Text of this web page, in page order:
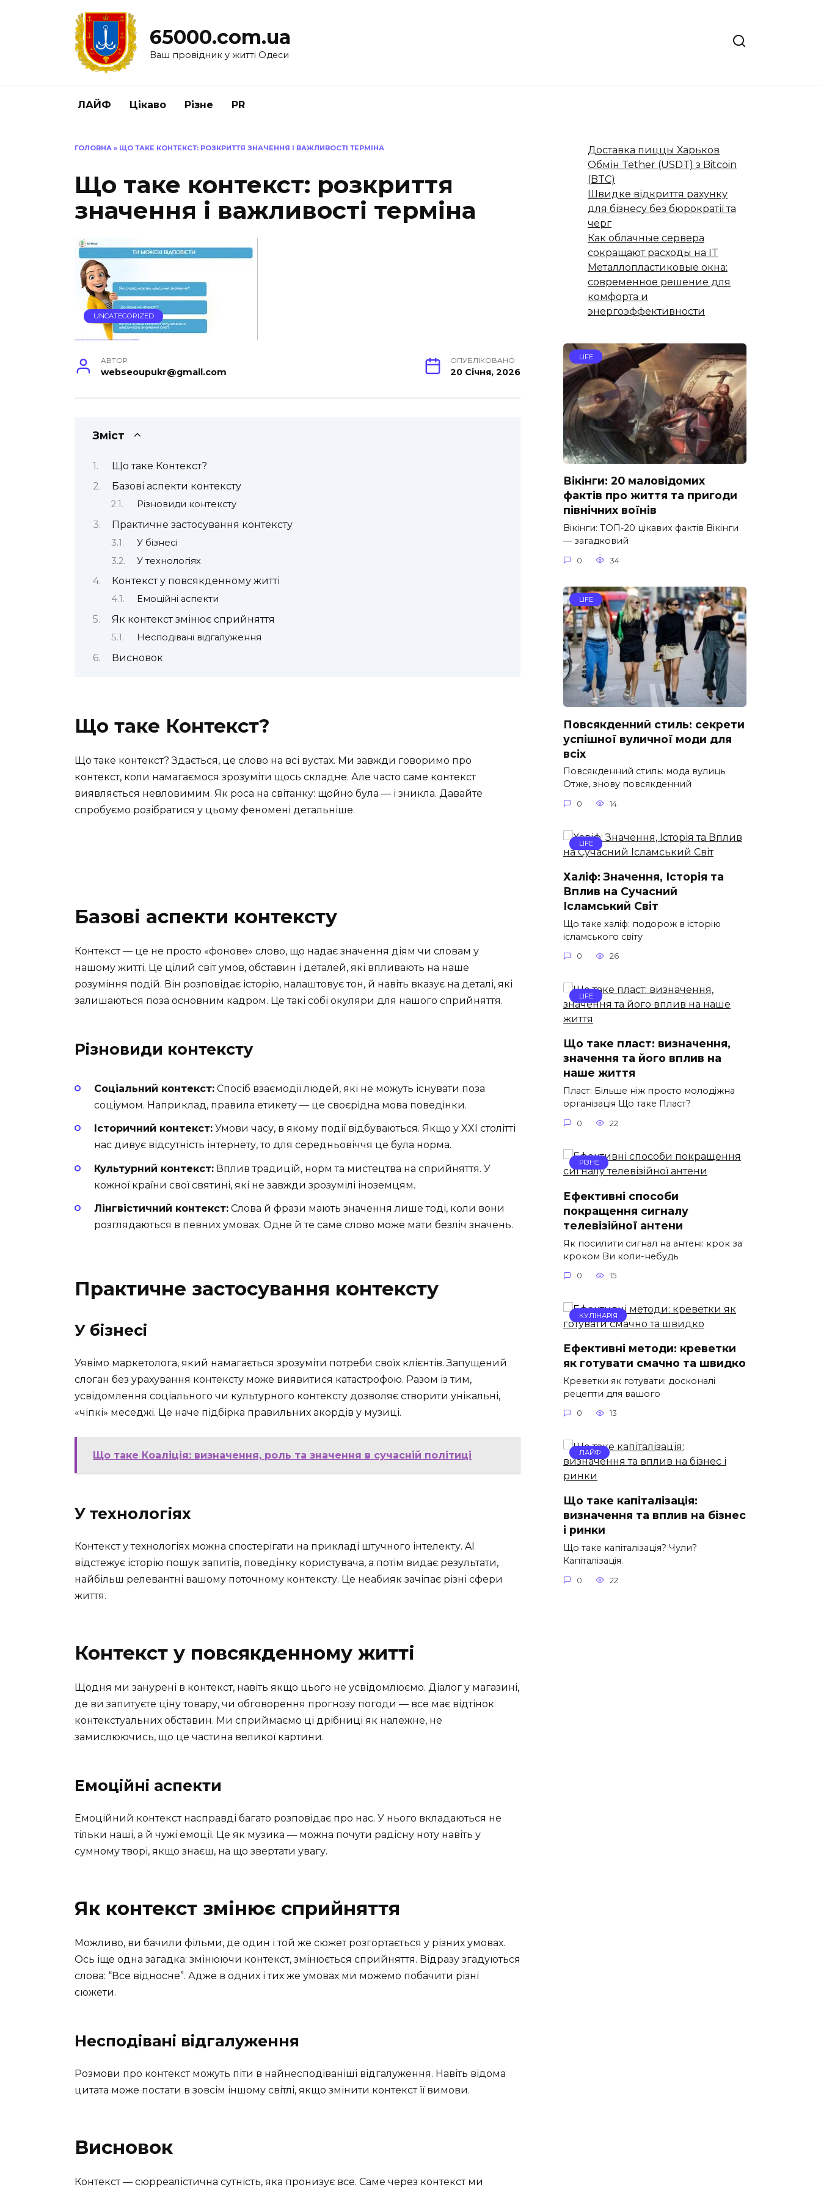
65000.com.ua
Ваш провідник у житті Одеси
ЛАЙФ Цікаво Різне PR
ГОЛОВНА » ЩО ТАКЕ КОНТЕКСТ: РОЗКРИТТЯ ЗНАЧЕННЯ І ВАЖЛИВОСТІ ТЕРМІНА
Що таке контекст: розкриття
значення і важливості терміна
UNCATEGORIZED
АВТОР
webseoupukr@gmail.com
ОПУБЛІКОВАНО
20 Січня, 2026
Зміст
Що таке Контекст?
Базові аспекти контексту
Різновиди контексту
Практичне застосування контексту
У бізнесі
У технологіях
Контекст у повсякденному житті
Емоційні аспекти
Як контекст змінює сприйняття
Несподівані відгалуження
Висновок
Що таке Контекст?
Що таке контекст? Здається, це слово на всі вустах. Ми завжди говоримо про
контекст, коли намагаємося зрозуміти щось складне. Але часто саме контекст
виявляється невловимим. Як роса на світанку: щойно була — і зникла. Давайте
спробуємо розібратися у цьому феномені детальніше.
Базові аспекти контексту
Контекст — це не просто «фонове» слово, що надає значення діям чи словам у
нашому житті. Це цілий світ умов, обставин і деталей, які впливають на наше
розуміння подій. Він розповідає історію, налаштовує тон, й навіть вказує на деталі, які
залишаються поза основним кадром. Це такі собі окуляри для нашого сприйняття.
Різновиди контексту
Соціальний контекст: Спосіб взаємодії людей, які не можуть існувати поза
соціумом. Наприклад, правила етикету — це своєрідна мова поведінки.
Історичний контекст: Умови часу, в якому події відбуваються. Якщо у XXI столітті
нас дивує відсутність інтернету, то для середньовіччя це була норма.
Культурний контекст: Вплив традицій, норм та мистецтва на сприйняття. У
кожної країни свої святині, які не завжди зрозумілі іноземцям.
Лінгвістичний контекст: Слова й фрази мають значення лише тоді, коли вони
розглядаються в певних умовах. Одне й те саме слово може мати безліч значень.
Практичне застосування контексту
У бізнесі
Уявімо маркетолога, який намагається зрозуміти потреби своїх клієнтів. Запущений
слоган без урахування контексту може виявитися катастрофою. Разом із тим,
усвідомлення соціального чи культурного контексту дозволяє створити унікальні,
«чіпкі» меседжі. Це наче підбірка правильних акордів у музиці.
Що таке Коаліція: визначення, роль та значення в сучасній політиці
У технологіях
Контекст у технологіях можна спостерігати на прикладі штучного інтелекту. AI
відстежує історію пошук запитів, поведінку користувача, а потім видає результати,
найбільш релевантні вашому поточному контексту. Це неабияк зачіпає різні сфери
життя.
Контекст у повсякденному житті
Щодня ми занурені в контекст, навіть якщо цього не усвідомлюємо. Діалог у магазині,
де ви запитуєте ціну товару, чи обговорення прогнозу погоди — все має відтінок
контекстуальних обставин. Ми сприймаємо ці дрібниці як належне, не
замислюючись, що це частина великої картини.
Емоційні аспекти
Емоційний контекст насправді багато розповідає про нас. У нього вкладаються не
тільки наші, а й чужі емоції. Це як музика — можна почути радісну ноту навіть у
сумному творі, якщо знаєш, на що звертати увагу.
Як контекст змінює сприйняття
Можливо, ви бачили фільми, де один і той же сюжет розгортається у різних умовах.
Ось іще одна загадка: змінюючи контекст, змінюється сприйняття. Відразу згадуються
слова: “Все відносне”. Адже в одних і тих же умовах ми можемо побачити різні
сюжети.
Несподівані відгалуження
Розмови про контекст можуть піти в найнесподіваніші відгалуження. Навіть відома
цитата може постати в зовсім іншому світлі, якщо змінити контекст її вимови.
Висновок
Контекст — сюрреалістична сутність, яка пронизує все. Саме через контекст ми
Доставка пиццы Харьков
Обмін Tether (USDT) з Bitcoin
(BTC)
Швидке відкриття рахунку
для бізнесу без бюрократії та
черг
Как облачные сервера
сокращают расходы на IT
Металлопластиковые окна:
современное решение для
комфорта и
энергоэффективности
LIFE
Вікінги: 20 маловідомих
фактів про життя та пригоди
північних воїнів
Вікінги: ТОП-20 цікавих фактів Вікінги
— загадковий
0 34
LIFE
Повсякденний стиль: секрети
успішної вуличної моди для
всіх
Повсякденний стиль: мода вулиць
Отже, знову повсякденний
0 14
LIFE
Халіф: Значення, Історія та
Вплив на Сучасний
Ісламський Світ
Що таке халіф: подорож в історію
ісламського світу
0 26
LIFE
Що таке пласт: визначення,
значення та його вплив на
наше життя
Пласт: Більше ніж просто молодіжна
організація Що таке Пласт?
0 22
РІЗНЕ
Ефективні способи
покращення сигналу
телевізійної антени
Як посилити сигнал на антені: крок за
кроком Ви коли-небудь
0 15
КУЛІНАРІЯ
Ефективні методи: креветки
як готувати смачно та швидко
Креветки як готувати: досконалі
рецепти для вашого
0 13
ЛАЙФ
Що таке капіталізація:
визначення та вплив на бізнес
і ринки
Що таке капіталізація? Чули?
Капіталізація.
0 22